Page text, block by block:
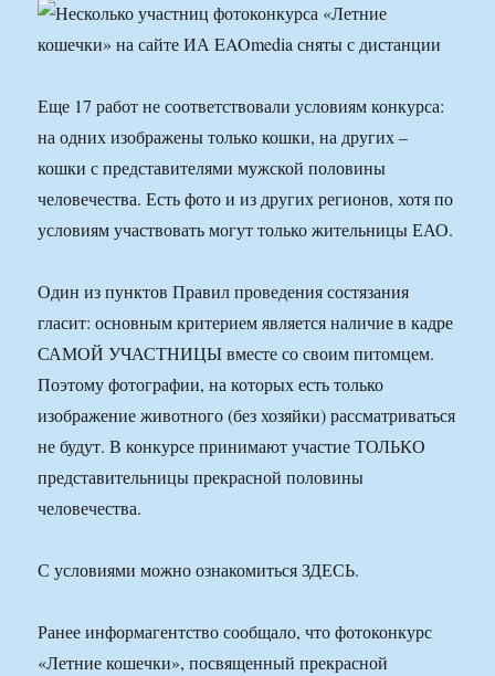
Еще 17 работ не соответствовали условиям конкурса:
на одних изображены только кошки, на других –
кошки с представителями мужской половины
человечества. Есть фото и из других регионов, хотя по
условиям участвовать могут только жительницы ЕАО.
Один из пунктов Правил проведения состязания
гласит: основным критерием является наличие в кадре
САМОЙ УЧАСТНИЦЫ вместе со своим питомцем.
Поэтому фотографии, на которых есть только
изображение животного (без хозяйки) рассматриваться
не будут. В конкурсе принимают участие ТОЛЬКО
представительницы прекрасной половины
человечества.
С условиями можно ознакомиться ЗДЕСЬ.
Ранее информагентство сообщало, что фотоконкурс
«Летние кошечки», посвященный прекрасной